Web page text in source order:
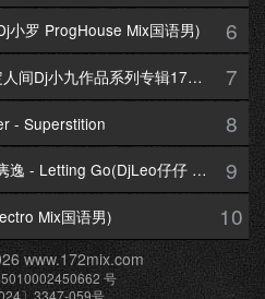
小罗 ProgHouse Mix国语男) 6
Dj细聪-国粤语Electro音乐约定人间Dj小九作品系列专辑172Mix串烧 7
- Superstition 8
【172Mix独家】汪苏泷&吉克隽逸 - Letting Go(DjLeo仔仔 Electro Mix国语合唱) 9
Mix国语男) 10
www.172mix.com
号
〕3347-059号